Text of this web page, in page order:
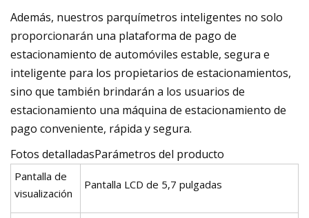
Además, nuestros parquímetros inteligentes no solo
proporcionarán una plataforma de pago de
estacionamiento de automóviles estable, segura e
inteligente para los propietarios de estacionamientos,
sino que también brindarán a los usuarios de
estacionamiento una máquina de estacionamiento de
pago conveniente, rápida y segura.
Fotos detalladasParámetros del producto
Pantalla de
visualización
Pantalla LCD de 5,7 pulgadas